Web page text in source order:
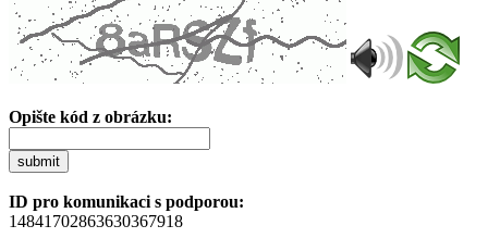
Opište kód z obrázku:
submit
ID pro komunikaci s podporou:
14841702863630367918